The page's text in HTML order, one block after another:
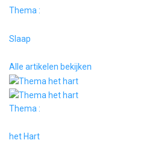
Thema :
Slaap
Alle artikelen bekijken
Thema :
het Hart